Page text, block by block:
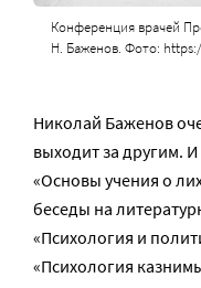
Конференция врачей
Н. Баженов. Фото:
Николай Баженов
выходит за другим.
«Основы учения о
беседы на
«Психология и
«Психология